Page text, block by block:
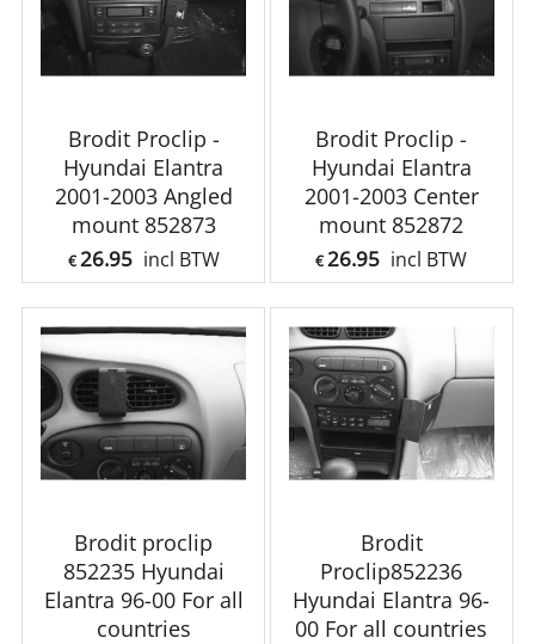
Brodit Proclip -
Hyundai Elantra
2001-2003 Angled
mount 852873
€ 26.95 incl BTW
Brodit Proclip -
Hyundai Elantra
2001-2003 Center
mount 852872
€ 26.95 incl BTW
Brodit proclip
852235 Hyundai
Elantra 96-00 For all
countries
Brodit
Proclip852236
Hyundai Elantra 96-
00 For all countries